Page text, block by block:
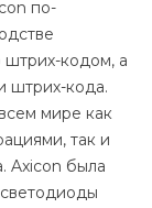
по-
штрих-кодом, а
штрих-кода.
мире как
так и
Axicon была